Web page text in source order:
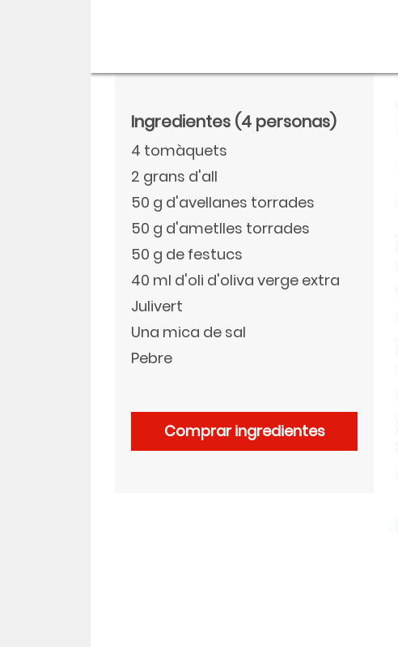
Ingredientes (4 personas)
4 tomàquets
2 grans d'all
50 g d'avellanes torrades
50 g d'ametlles torrades
50 g de festucs
40 ml d'oli d'oliva verge extra
Julivert
Una mica de sal
Pebre
Comprar ingredientes